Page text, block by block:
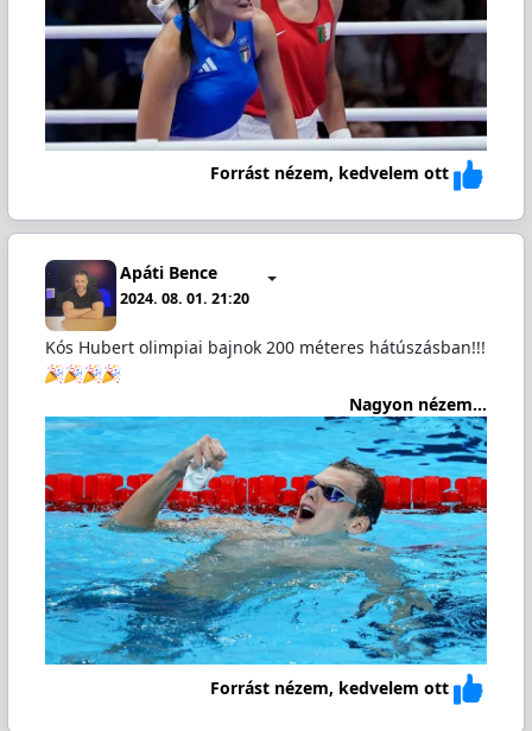
Forrást nézem, kedvelem ott
Apáti Bence
2024. 08. 01. 21:20
Kós Hubert olimpiai bajnok 200 méteres hátúszásban!!!
Nagyon nézem...
Forrást nézem, kedvelem ott